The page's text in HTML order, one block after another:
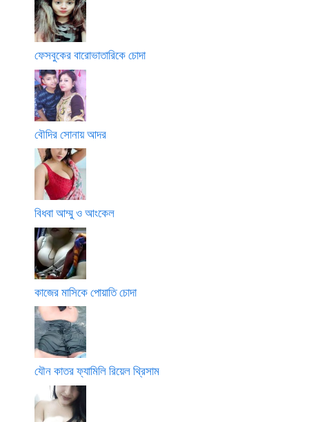
ফেসবুকের বারোভাতারিকে চোদা
বৌদির সোনায় আদর
বিধবা আম্মু ও আংকেল
কাজের মাসিকে পোয়াতি চোদা
যৌন কাতর ফ্যামিলি রিয়েল থ্রিসাম